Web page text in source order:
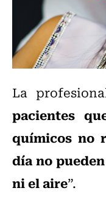
La
pacientes
químicos no
día no
ni el aire”.